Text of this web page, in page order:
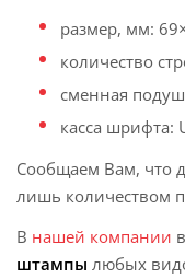
размер, мм:
количество
сменная
касса шрифта:
Сообщаем Вам, что
лишь количеством
В нашей компании
штампы любых